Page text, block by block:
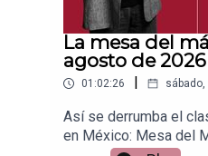
La mesa del
agosto de 2026
01:02:26
Así se derrumba el
en México: Mesa del